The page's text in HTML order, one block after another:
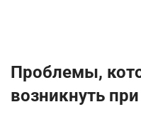
Проблемы,
возникнуть